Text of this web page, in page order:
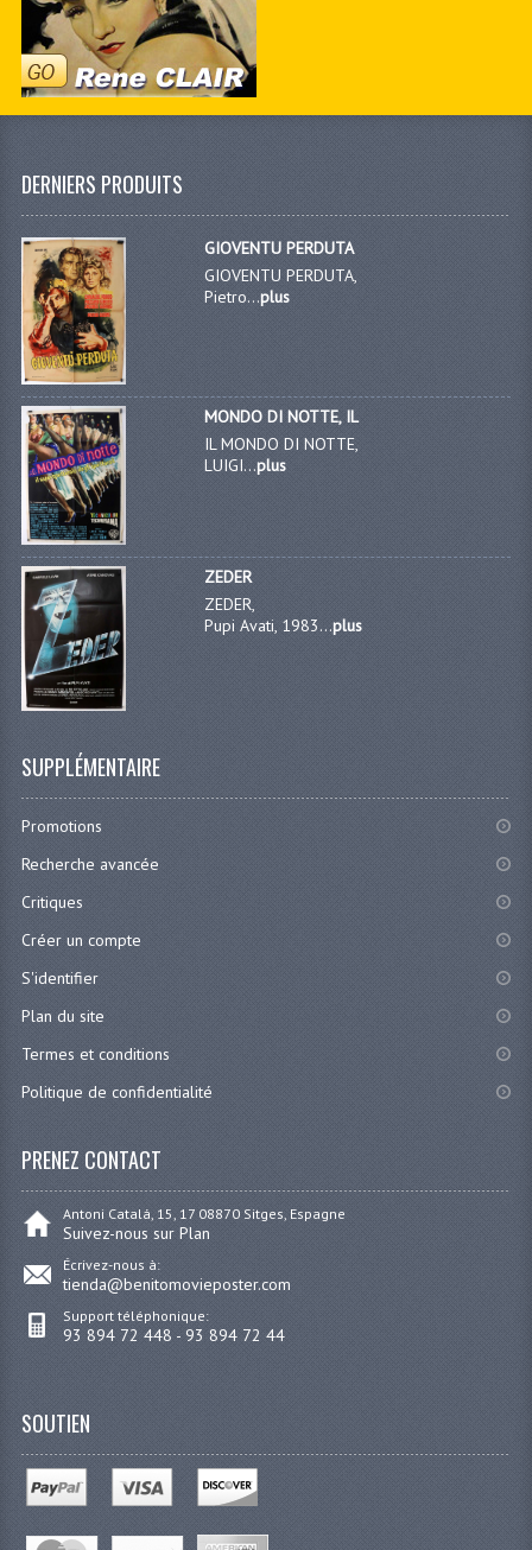
DERNIERS PRODUITS
GIOVENTU PERDUTA
GIOVENTU PERDUTA,
Pietro...plus
MONDO DI NOTTE, IL
IL MONDO DI NOTTE,
LUIGI...plus
ZEDER
ZEDER,
Pupi Avati, 1983...plus
SUPPLÉMENTAIRE
Promotions
Recherche avancée
Critiques
Créer un compte
S'identifier
Plan du site
Termes et conditions
Politique de confidentialité
PRENEZ CONTACT
Antoni Catalá, 15, 17 08870 Sitges, Espagne
Suivez-nous sur Plan
Écrivez-nous à:
tienda@benitomovieposter.com
Support téléphonique:
93 894 72 448 - 93 894 72 44
SOUTIEN